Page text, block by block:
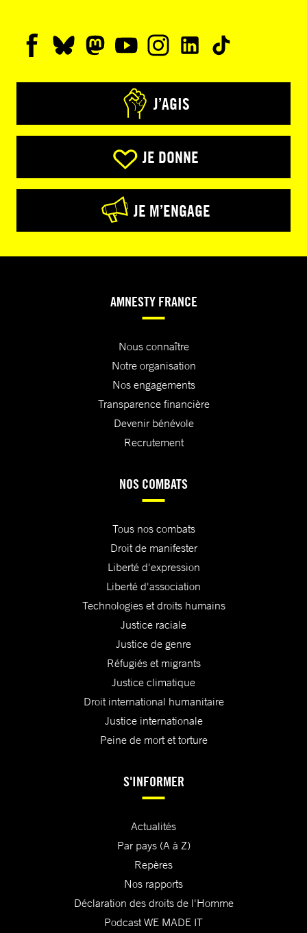
J’AGIS
JE DONNE
JE M’ENGAGE
AMNESTY FRANCE
Nous connaître
Notre organisation
Nos engagements
Transparence financière
Devenir bénévole
Recrutement
NOS COMBATS
Tous nos combats
Droit de manifester
Liberté d'expression
Liberté d'association
Technologies et droits humains
Justice raciale
Justice de genre
Réfugiés et migrants
Justice climatique
Droit international humanitaire
Justice internationale
Peine de mort et torture
S'INFORMER
Actualités
Par pays (A à Z)
Repères
Nos rapports
Déclaration des droits de l'Homme
Podcast WE MADE IT